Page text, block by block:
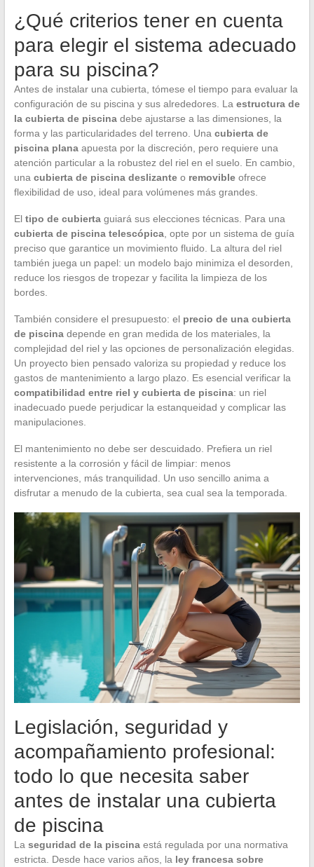
¿Qué criterios tener en cuenta
para elegir el sistema adecuado
para su piscina?
Antes de instalar una cubierta, tómese el tiempo para evaluar la
configuración de su piscina y sus alrededores. La estructura de
la cubierta de piscinadebe ajustarse a las dimensiones, la
forma y las particularidades del terreno. Una cubierta de
piscina planaapuesta por la discreción, pero requiere una
atención particular a la robustez del riel en el suelo. En cambio,
una cubierta de piscina deslizanteo removibleofrece
flexibilidad de uso, ideal para volúmenes más grandes.
El tipo de cubiertaguiará sus elecciones técnicas. Para una
cubierta de piscina telescópica, opte por un sistema de guía
preciso que garantice un movimiento fluido. La altura del riel
también juega un papel: un modelo bajo minimiza el desorden,
reduce los riesgos de tropezar y facilita la limpieza de los
bordes.
También considere el presupuesto: el precio de una cubierta
de piscinadepende en gran medida de los materiales, la
complejidad del riel y las opciones de personalización elegidas.
Un proyecto bien pensado valoriza su propiedad y reduce los
gastos de mantenimiento a largo plazo. Es esencial verificar la
compatibilidad entre riel y cubierta de piscina: un riel
inadecuado puede perjudicar la estanqueidad y complicar las
manipulaciones.
El mantenimiento no debe ser descuidado. Prefiera un riel
resistente a la corrosión y fácil de limpiar: menos
intervenciones, más tranquilidad. Un uso sencillo anima a
disfrutar a menudo de la cubierta, sea cual sea la temporada.
Legislación, seguridad y
acompañamiento profesional:
todo lo que necesita saber
antes de instalar una cubierta
de piscina
La seguridad de la piscinaestá regulada por una normativa
estricta. Desde hace varios años, la ley francesa sobre